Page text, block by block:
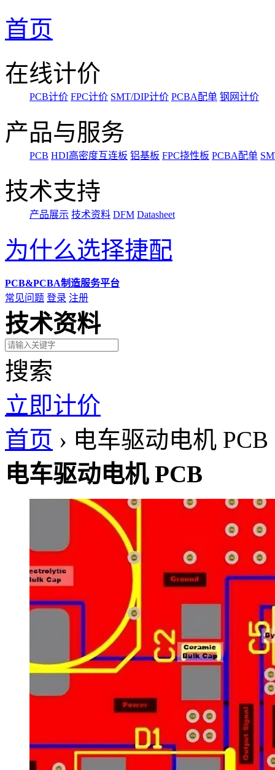
首页
在线计价
PCB计价 FPC计价 SMT/DIP计价 PCBA配单 钢网计价
产品与服务
PCB HDI高密度互连板 铝基板 FPC挠性板 PCBA配单
技术支持
产品展示 技术资料 DFM Datasheet
为什么选择捷配
PCB&PCBA制造服务平台
常见问题 登录 注册
技术资料
搜索
立即计价
首页 › 电车驱动电机 PCB
电车驱动电机 PCB